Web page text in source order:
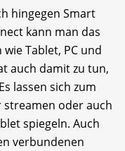
hingegen Smart
kann man das
Tablet, PC und
auch damit zu tun,
lassen sich zum
streamen oder auch
spiegeln. Auch
verbundenen